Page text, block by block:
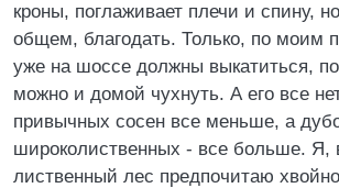
кроны, поглаживает плечи и спину,
общем, благодать. Только, по моим
уже на шоссе должны выкатиться,
можно и домой чухнуть. А его все
привычных сосен все меньше, а
широколиственных - все больше. Я,
лиственный лес предпочитаю